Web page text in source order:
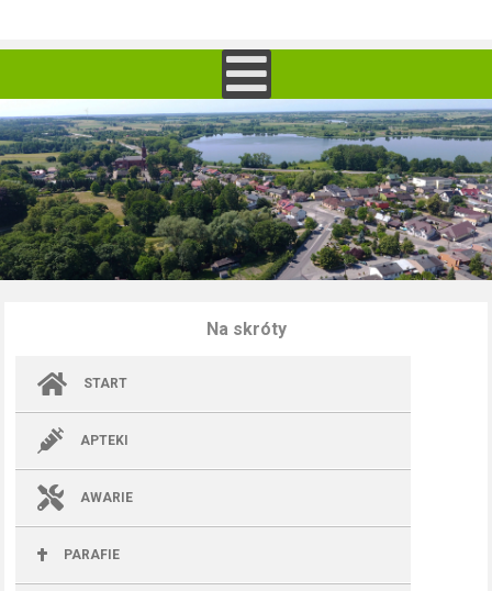
Na skróty
START
APTEKI
AWARIE
PARAFIE